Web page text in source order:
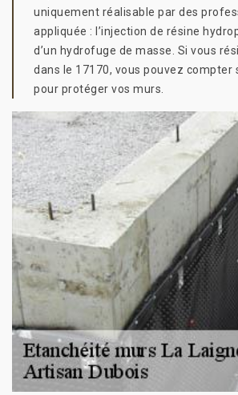
uniquement réalisable par des
appliquée : l’injection de résine
d’un hydrofuge de masse. Si vous
dans le 17170, vous pouvez compter
pour protéger vos murs.